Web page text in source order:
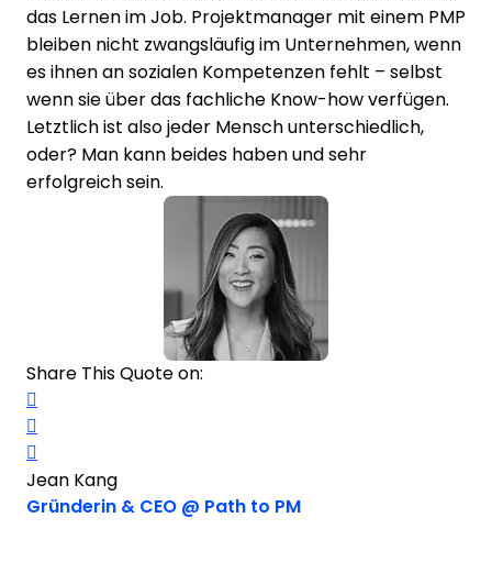
das Lernen im Job. Projektmanager mit einem PMP
bleiben nicht zwangsläufig im Unternehmen, wenn
es ihnen an sozialen Kompetenzen fehlt – selbst
wenn sie über das fachliche Know-how verfügen.
Letztlich ist also jeder Mensch unterschiedlich,
oder? Man kann beides haben und sehr
erfolgreich sein.
Share This Quote on:
Jean Kang
Gründerin & CEO @ Path to PMOpens new window